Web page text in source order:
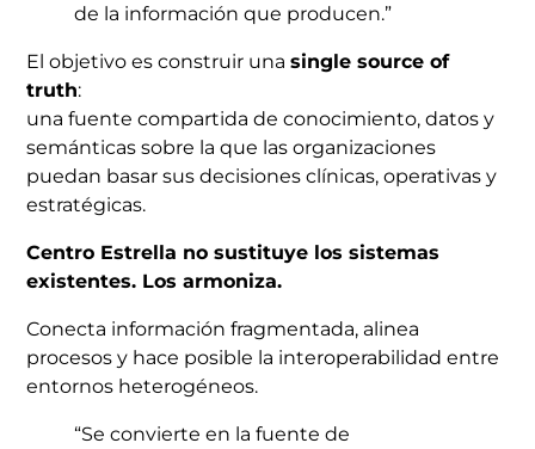
de la información que producen.”
El objetivo es construir unasingle source of
truth:
una fuente compartida de conocimiento, datos y
semánticas sobre la que las organizaciones
puedan basar sus decisiones clínicas, operativas y
estratégicas.
Centro Estrella no sustituye los sistemas
existentes. Los armoniza.
Conecta información fragmentada, alinea
procesos y hace posible la interoperabilidad entre
entornos heterogéneos.
“Se convierte en la fuente de